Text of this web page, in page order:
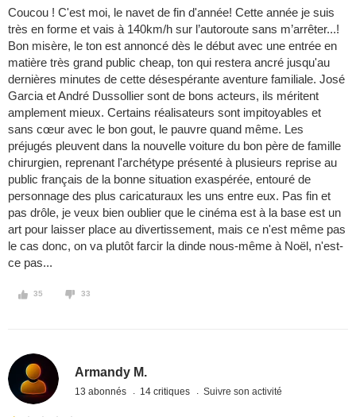
Coucou ! C'est moi, le navet de fin d'année! Cette année je suis
très en forme et vais à 140km/h sur l’autoroute sans m’arrêter...!
Bon misère, le ton est annoncé dès le début avec une entrée en
matière très grand public cheap, ton qui restera ancré jusqu'au
dernières minutes de cette désespérante aventure familiale. José
Garcia et André Dussollier sont de bons acteurs, ils méritent
amplement mieux. Certains réalisateurs sont impitoyables et
sans cœur avec le bon gout, le pauvre quand même. Les
préjugés pleuvent dans la nouvelle voiture du bon père de famille
chirurgien, reprenant l'archétype présenté à plusieurs reprise au
public français de la bonne situation exaspérée, entouré de
personnage des plus caricaturaux les uns entre eux. Pas fin et
pas drôle, je veux bien oublier que le cinéma est à la base est un
art pour laisser place au divertissement, mais ce n'est même pas
le cas donc, on va plutôt farcir la dinde nous-même à Noël, n'est-
ce pas...
35 33
Armandy M.
13 abonnés 14 critiques Suivre son activité